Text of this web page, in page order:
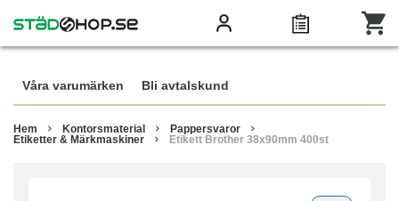
Våra varumärken Bli avtalskund
Hem Kontorsmaterial
Pappersvaror
Etiketter & Märkmaskiner
Etikett Brother 38x90mm 400st